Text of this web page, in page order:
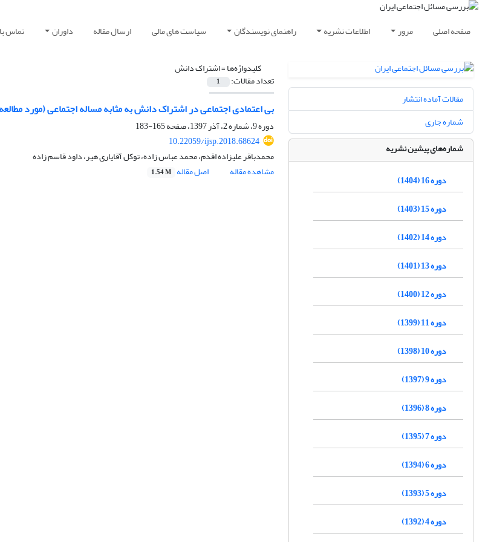
صفحه اصلی مرور اطلاعات نشریه راهنمای نویسندگان سیاست های مالی ارسال مقاله داوران تماس
کلیدواژه‌ها =اشتراک دانش
تعداد مقالات: 1
بی اعتمادی اجتماعی در اشتراک دانش به مثابه مساله اجتماعی (مورد
دوره 9، شماره 2، آذر 1397، صفحه
165-183
10.22059/ijsp.2018.68624
محمدباقر علیزاده اقدم، محمد عباس زاده، توکل آقایاری هیر، داود قاسم زاده
مشاهده مقاله
اصل مقاله 1.54 M
مقالات آماده انتشار
شماره جاری
شماره‌های پیشین نشریه
دوره 16 (1404)
دوره 15 (1403)
دوره 14 (1402)
دوره 13 (1401)
دوره 12 (1400)
دوره 11 (1399)
دوره 10 (1398)
دوره 9 (1397)
دوره 8 (1396)
دوره 7 (1395)
دوره 6 (1394)
دوره 5 (1393)
دوره 4 (1392)